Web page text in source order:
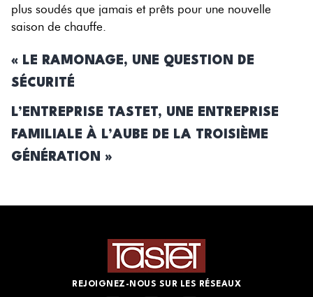
plus soudés que jamais et prêts pour une nouvelle
saison de chauffe.
« LE RAMONAGE, UNE QUESTION DE
SÉCURITÉ
L’ENTREPRISE TASTET, UNE ENTREPRISE
FAMILIALE À L’AUBE DE LA TROISIÈME
GÉNÉRATION
»
REJOIGNEZ-NOUS SUR LES RÉSEAUX